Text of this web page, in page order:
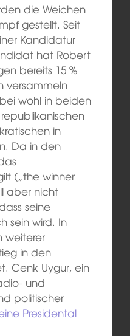
die Weichen
gestellt. Seit
Kandidatur
hat Robert
bereits 15 %
versammeln
wohl in beiden
in
Da in den
(„the winner
aber nicht
seine
sein wird. In
weiterer
in den
Cenk Uygur, ein
und
politischer
Presidental